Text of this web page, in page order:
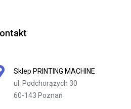
Sklep PRINTING MACHINE
ul. Podchorążych 30
60-143 Poznań